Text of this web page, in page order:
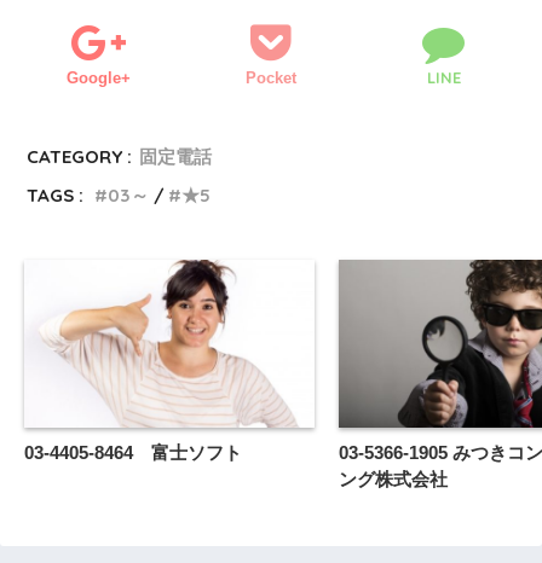
Google+ Pocket LINE
CATEGORY : 固定電話
TAGS :
03～ ★5
03-4405-8464 富士ソフト
03-5366-1905 みつきコ
ング株式会社